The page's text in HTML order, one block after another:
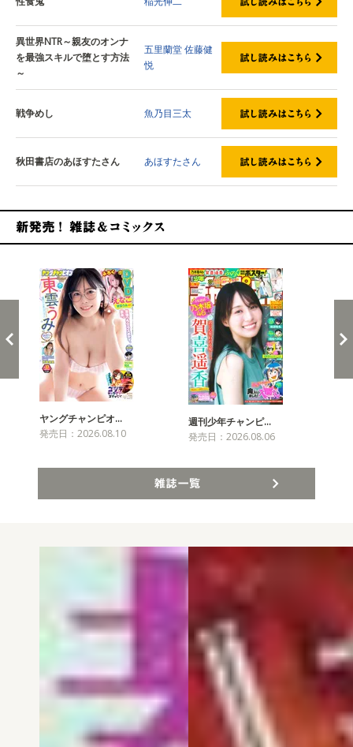
異世界NTR～親友のオンナ
を最強スキルで堕とす方法
～
五里蘭堂佐藤健
悦
戦争めし 魚乃目三太
秋田書店のあほすたさん あほすたさん
ヤングチャンピオ…
発売日：2026.08.10
週刊少年チャンピ…
発売日：2026.08.06